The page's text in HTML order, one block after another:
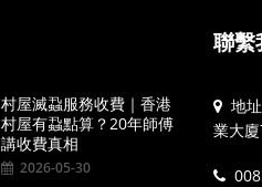
村屋滅蝨服務收費｜香港
村屋有蝨點算？20年師傅
講收費真相
2026-05-30
聯繫
地
業大